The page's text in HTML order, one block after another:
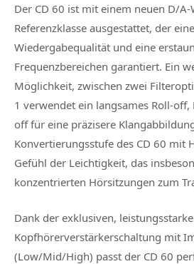
Der CD 60 ist mit einem neuen D/
Referenzklasse ausgestattet, der
Wiedergabequalität und eine
Frequenzbereichen garantiert. Ein
Möglichkeit, zwischen zwei
1 verwendet ein langsames Roll-off,
off für eine präzisere
Konvertierungsstufe des CD 60 mit
Gefühl der Leichtigkeit, das
konzentrierten Hörsitzungen zum
Dank der exklusiven,
Kopfhörerverstärkerschaltung mit
(Low/Mid/High) passt der CD 60